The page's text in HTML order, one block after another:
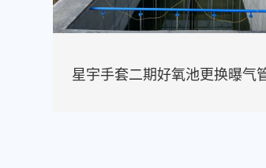
星宇手套二期好氧池更换曝气